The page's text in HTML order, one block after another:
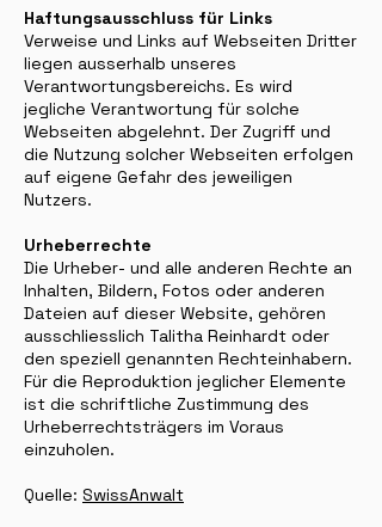
Haftungsausschluss für Links
Verweise und Links auf Webseiten Dritter
liegen ausserhalb unseres
Verantwortungsbereichs. Es wird
jegliche Verantwortung für solche
Webseiten abgelehnt. Der Zugriff und
die Nutzung solcher Webseiten erfolgen
auf eigene Gefahr des jeweiligen
Nutzers.
Urheberrechte
Die Urheber- und alle anderen Rechte an
Inhalten, Bildern, Fotos oder anderen
Dateien auf dieser Website, gehören
ausschliesslich Talitha Reinhardt oder
den speziell genannten Rechteinhabern.
Für die Reproduktion jeglicher Elemente
ist die schriftliche Zustimmung des
Urheberrechtsträgers im Voraus
einzuholen.
Quelle: SwissAnwalt